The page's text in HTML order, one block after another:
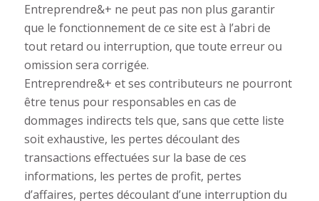
Entreprendre&+ ne peut pas non plus garantir
que le fonctionnement de ce site est à l’abri de
tout retard ou interruption, que toute erreur ou
omission sera corrigée.
Entreprendre&+ et ses contributeurs ne pourront
être tenus pour responsables en cas de
dommages indirects tels que, sans que cette liste
soit exhaustive, les pertes découlant des
transactions effectuées sur la base de ces
informations, les pertes de profit, pertes
d’affaires, pertes découlant d’une interruption du